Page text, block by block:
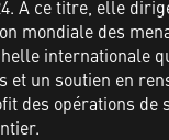
À ce titre, elle
mondiale des
internationale
et un soutien en
des opérations de